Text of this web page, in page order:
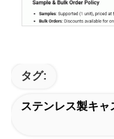
タグ:
ステンレス製キ